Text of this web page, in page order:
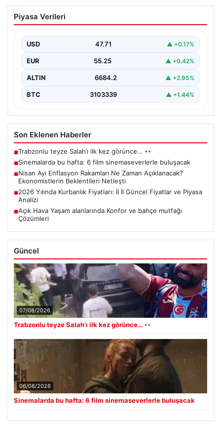
Sinemalarda bu hafta: 6 film
sinemaseverlerle buluşacak
Piyasa Verileri
USD 47.71 ▲ +0.17%
EUR 55.25 ▲ +0.42%
ALTIN 6684.2 ▲ +2.95%
BTC 3103339 ▲ +1.44%
Son Eklenen Haberler
■Trabzonlu teyze Salah’ı ilk kez görünce…
■Sinemalarda bu hafta: 6 film sinemaseverlerle buluşacak
■Nisan Ayı Enflasyon Rakamları Ne Zaman Açıklanacak?
Ekonomistlerin Beklentileri Netleşti
■2026 Yılında Kurbanlık Fiyatları: İl İl Güncel Fiyatlar ve Piyasa
Analizi
■Açık Hava Yaşam alanlarında Konfor ve bahçe mutfağı
Çözümleri
Güncel
07/08/2026
Trabzonlu teyze Salah’ı ilk kez görünce…
06/08/2026
Sinemalarda bu hafta: 6 film sinemaseverlerle buluşacak